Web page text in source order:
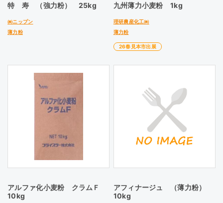
特 寿 （強力粉） 25kg
㈱ニップン
薄力粉
九州薄力小麦粉 1kg
理研農産化工㈱
薄力粉
26春見本市出展
アルファ化小麦粉 クラムＦ
10kg
アフィナージュ （薄力粉）
10kg